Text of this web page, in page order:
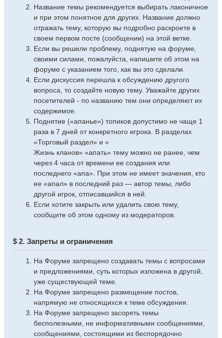
Название темы рекомендуется выбирать лаконичное
и при этом понятное для других. Название должно
отражать тему, которую вы подробно раскроете в
своем первом посте (сообщении) на этой ветке.
Если вы решили проблему, поднятую на форуме,
своими силами, пожалуйста, напишите об этом на
форуме с указанием того, как вы это сделали.
Если дискуссия перешла к обсуждению другого
вопроса, то создайте новую тему. Уважайте других
посетителей - по названию тем они определяют их
содержимое.
Поднятие («апанье») топиков допустимо не чаще 1
раза в 7 дней от конкретного игрока. В разделах
«Торговый раздел» и «
Жизнь кланов» «апать» тему можно не ранее, чем
через 4 часа от времени ее создания или
последнего «апа». При этом не имеет значения, кто
ее «апал» в последний раз — автор темы, либо
другой игрок, отписавшийся в ней.
Если хотите закрыть или удалить свою тему,
сообщите об этом одному из модераторов.
$ 2. Запреты и ограничения
На Форуме запрещено создавать темы с вопросами
и предложениями, суть которых изложена в другой,
уже существующей теме.
На Форуме запрещено размещение постов,
напрямую не относящихся к теме обсуждения.
На Форуме запрещено засорять темы
бесполезными, не информативными сообщениями,
сообщениями, состоящими из беспорядочно